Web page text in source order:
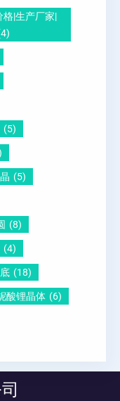
格|生产厂家|
(5)
(5)
(8)
(4)
(18)
酸锂晶体 (6)